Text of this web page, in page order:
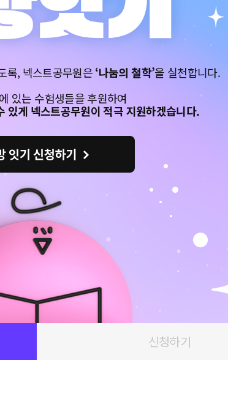
록, 넥스트공무원은‘나눔의 철학’을 실천합니다.
있는 수험생들을 후원하여
있게 넥스트공무원이 적극 지원하겠습니다.
신청하기